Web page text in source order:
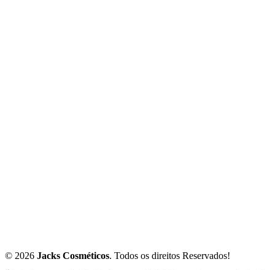
© 2026 Jacks Cosméticos. Todos os direitos Reservados!